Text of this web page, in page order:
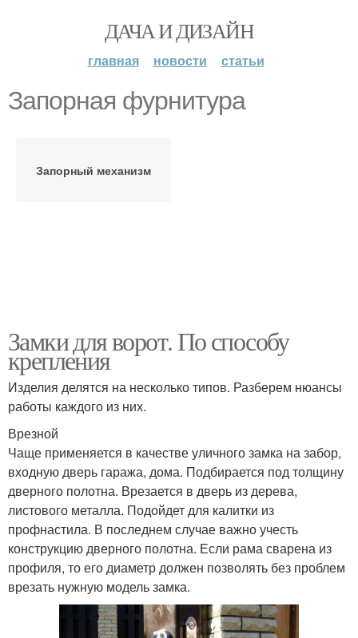
ДАЧА И ДИЗАЙН
главная новости статьи
Запорная фурнитура
Запорный механизм
Замки для ворот. По способу
крепления
Изделия делятся на несколько типов. Разберем нюансы
работы каждого из них.
Врезной
Чаще применяется в качестве уличного замка на забор,
входную дверь гаража, дома. Подбирается под толщину
дверного полотна. Врезается в дверь из дерева,
листового металла. Подойдет для калитки из
профнастила. В последнем случае важно учесть
конструкцию дверного полотна. Если рама сварена из
профиля, то его диаметр должен позволять без проблем
врезать нужную модель замка.